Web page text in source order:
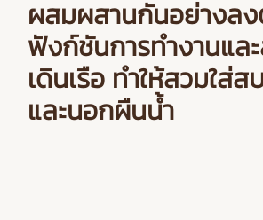
ผสมผสานกันอย่างลง
ฟังก์ชันการทำงานแล
เดินเรือ ทำให้สวมใส่ส
และนอกผืนน้ำ